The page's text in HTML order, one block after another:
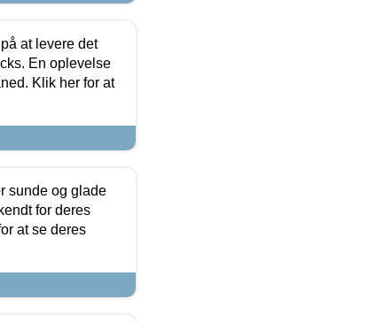
at levere det
En oplevelse
Klik her for at
sunde og glade
for deres
at se deres